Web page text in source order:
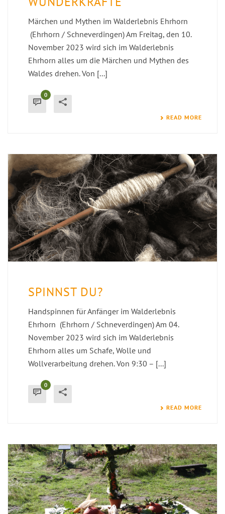
Märchen und Mythen im Walderlebnis Ehrhorn
(Ehrhorn / Schneverdingen) Am Freitag, den 10.
November 2023 wird sich im Walderlebnis
Ehrhorn alles um die Märchen und Mythen des
Waldes drehen. Von [...]
0
READ MORE
SPINNST DU?
Handspinnen für Anfänger im Walderlebnis
Ehrhorn (Ehrhorn / Schneverdingen) Am 04.
November 2023 wird sich im Walderlebnis
Ehrhorn alles um Schafe, Wolle und
Wollverarbeitung drehen. Von 9:30 – [...]
0
READ MORE